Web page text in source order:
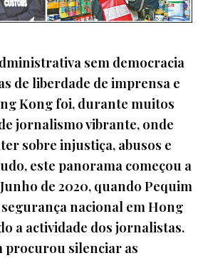
sem democracia
de liberdade de imprensa e
Kong foi, durante muitos
jornalismo vibrante, onde
sobre injustiça, abusos e
este panorama começou a
de 2020, quando Pequim
nacional em Hong
a actividade dos jornalistas.
procurou silenciar as